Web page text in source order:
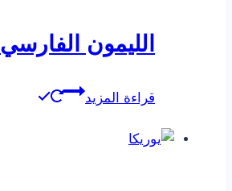
الليمون الفارسي
قراءة المزيد